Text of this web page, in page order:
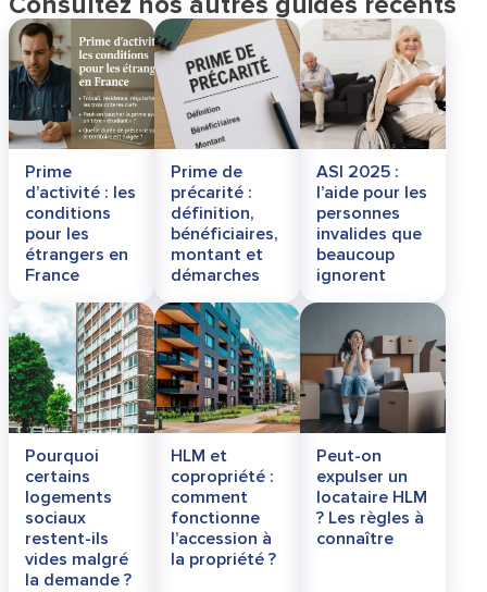
Prime
d’activité : les
conditions
pour les
étrangers en
France
Prime de
précarité :
définition,
bénéficiaires,
montant et
démarches
ASI 2025 :
l’aide pour les
personnes
invalides que
beaucoup
ignorent
Pourquoi
certains
logements
sociaux
restent-ils
vides malgré
la demande ?
HLM et
copropriété :
comment
fonctionne
l’accession à
la propriété ?
Peut-on
expulser un
locataire HLM
? Les règles à
connaître